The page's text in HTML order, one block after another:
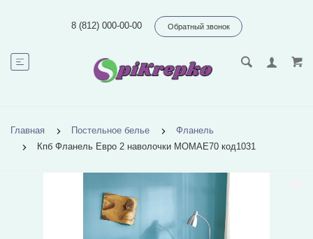
8 (812) 000-00-00 Обратный звонок
Главная Постельное белье
Фланель
Кпб Фланель Евро 2 наволочки MOMAE70 код1031